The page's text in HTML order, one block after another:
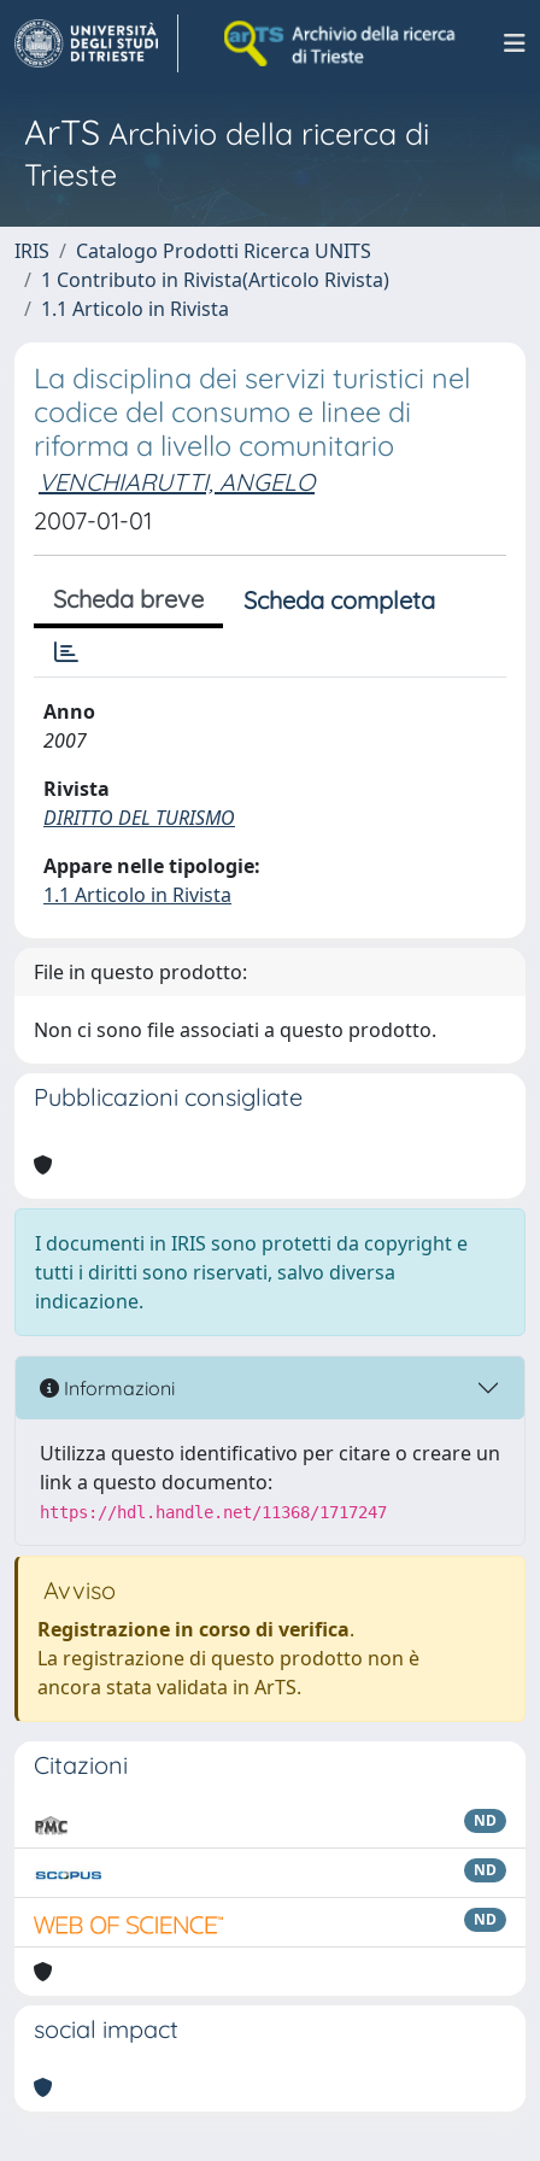
ArTS Archivio della ricerca di
Trieste
IRIS
Catalogo Prodotti Ricerca UNITS
1 Contributo in Rivista(Articolo Rivista)
1.1 Articolo in Rivista
La disciplina dei servizi turistici nel
codice del consumo e linee di
riforma a livello comunitario
VENCHIARUTTI, ANGELO
2007-01-01
Scheda breve Scheda completa
Anno
2007
Rivista
DIRITTO DEL TURISMO
Appare nelle tipologie:
1.1 Articolo in Rivista
File in questo prodotto:
Non ci sono file associati a questo prodotto.
Pubblicazioni consigliate
I documenti in IRIS sono protetti da copyright e
tutti i diritti sono riservati, salvo diversa
indicazione.
Informazioni
Utilizza questo identificativo per citare o creare un
link a questo documento:
https://hdl.handle.net/11368/1717247
Avviso
Registrazione in corso di verifica.
La registrazione di questo prodotto non è
ancora stata validata in ArTS.
Citazioni
ND
ND
ND
social impact